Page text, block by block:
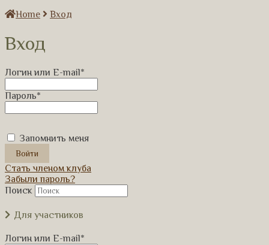
Home
Вход
Вход
Логин или E-mail*
Пароль*
Запомнить меня
Стать членом клуба
Забыли пароль?
Поиск
Для участников
Логин или E-mail*